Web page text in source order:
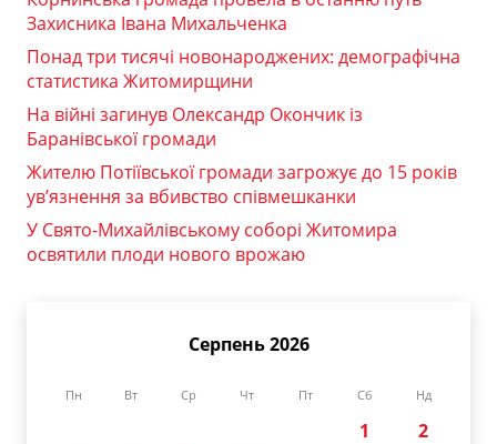
Захисника Івана Михальченка
Понад три тисячі новонароджених: демографічна
статистика Житомирщини
На війні загинув Олександр Окончик із
Баранівської громади
Жителю Потіївської громади загрожує до 15 років
ув’язнення за вбивство співмешканки
У Свято-Михайлівському соборі Житомира
освятили плоди нового врожаю
Серпень 2026
Пн Вт Ср Чт Пт Сб Нд
1
2